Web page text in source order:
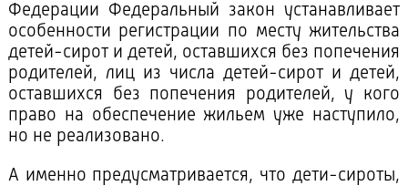
Федерации Федеральный закон устанавливает
особенности регистрации по месту жительства
детей-сирот и детей, оставшихся без попечения
родителей, лиц из числа детей-сирот и детей,
оставшихся без попечения родителей, у кого
право на обеспечение жильем уже наступило,
но не реализовано.
А именно предусматривается, что дети-сироты,